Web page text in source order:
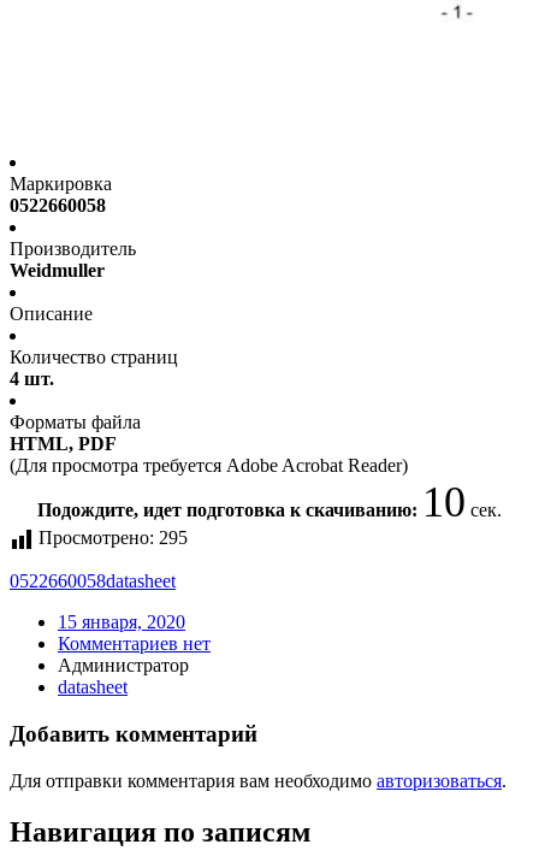
Маркировка
0522660058
Производитель
Weidmuller
Описание
Количество страниц
4 шт.
Форматы файла
HTML, PDF
(Для просмотра требуется Adobe Acrobat Reader)
Подождите, идет подготовка к скачиванию: 10 сек.
Просмотрено: 295
0522660058datasheet
15 января, 2020
Комментариев нет
Администратор
datasheet
Добавить комментарий
Для отправки комментария вам необходимо авторизоваться.
Навигация по записям